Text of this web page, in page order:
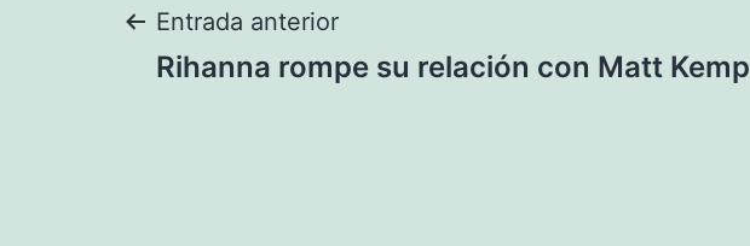
Navegación
Entrada anterior
Rihanna rompe su relación con Matt Kemp